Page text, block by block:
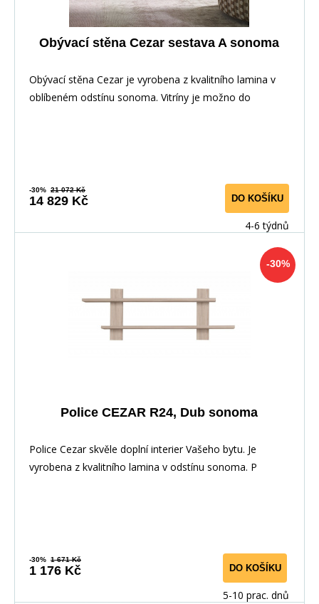
Obývací stěna Cezar sestava A sonoma
Obývací stěna Cezar je vyrobena z kvalitního lamina v
oblíbeném odstínu sonoma. Vitríny je možno do
-30% 21 072 Kč
14 829 Kč DO KOŠÍKU
4-6 týdnů
-30%
Police CEZAR R24, Dub sonoma
Police Cezar skvěle doplní interier Vašeho bytu. Je
vyrobena z kvalitního lamina v odstínu sonoma. P
-30% 1 671 Kč
1 176 Kč DO KOŠÍKU
5-10 prac. dnů